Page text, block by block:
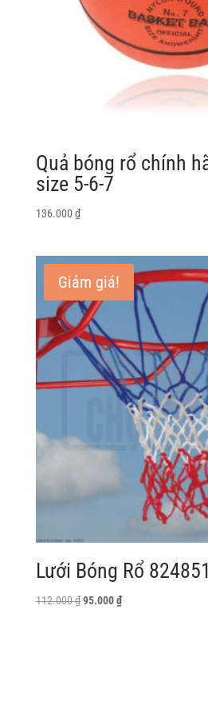
Quả bóng rổ chính
size 5-6-7
136.000 ₫
Giảm giá!
Lưới Bóng Rổ 824851
112.000₫ Giá
95.000₫Giá